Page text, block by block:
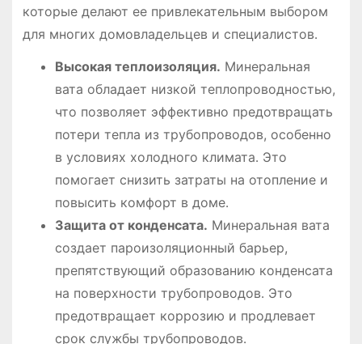
которые делают ее привлекательным выбором
для многих домовладельцев и специалистов․
Высокая теплоизоляция․ Минеральная
вата обладает низкой теплопроводностью,
что позволяет эффективно предотвращать
потери тепла из трубопроводов, особенно
в условиях холодного климата․ Это
помогает снизить затраты на отопление и
повысить комфорт в доме․
Защита от конденсата․ Минеральная вата
создает пароизоляционный барьер,
препятствующий образованию конденсата
на поверхности трубопроводов․ Это
предотвращает коррозию и продлевает
срок службы трубопроводов․